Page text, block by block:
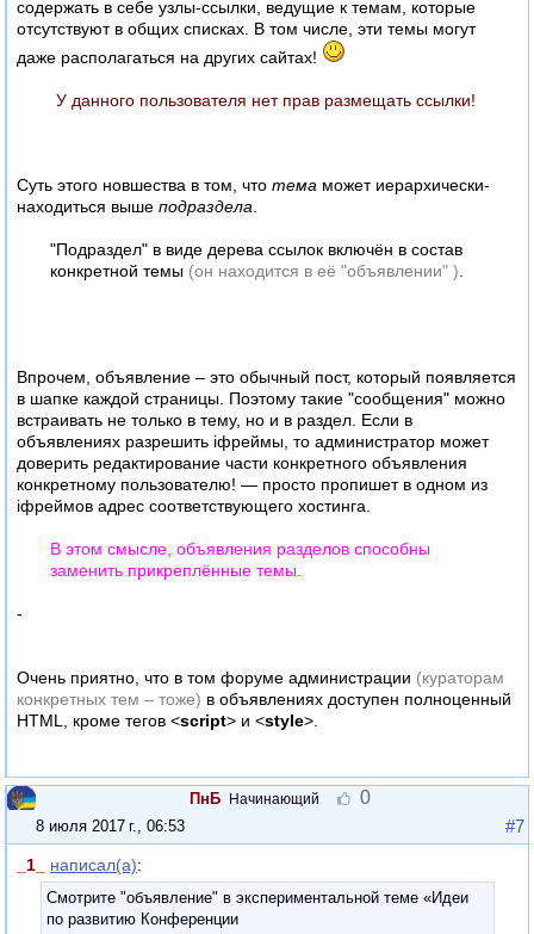
содержать в себе узлы-ссылки, ведущие к темам, которые
отсутствуют в общих списках. В том числе, эти темы могут
даже располагаться на других сайтах!
У данного пользователя нет прав размещать ссылки!
Суть этого новшества в том, что тема может иерархически-
находиться выше подраздела
"Подраздел" в виде дерева ссылок включён в состав
конкретной темы (он находится в её "объявлении" )
Впрочем, объявление – это обычный пост, который появляется
в шапке каждой страницы. Поэтому такие "сообщения" можно
встраивать не только в тему, но и в раздел. Если в
объявлениях разрешить iфреймы, то администратор может
доверить редактирование части конкретного объявления
конкретному пользователю! — просто пропишет в одном из
iфреймов адрес соответствующего хостинга.
В этом смысле, объявления разделов способны
заменить прикреплённые темы.
-
Очень приятно, что в том форуме администрации (кураторам
конкретных тем – тоже) в объявлениях доступен полноценный
HTML, кроме тегов <script> и <style>.
ПнБ Начинающий 0
8 июля 2017 г., 06:53 #7
_1_ написал(а):
Смотрите "объявление" в экспериментальной теме «Идеи
по развитию Конференции